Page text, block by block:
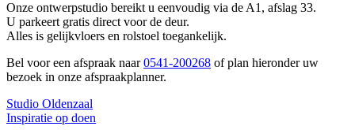
Onze ontwerpstudio bereikt u eenvoudig via de A1, afslag 33.
U parkeert gratis direct voor de deur.
Alles is gelijkvloers en rolstoel toegankelijk.
Bel voor een afspraak naar0541-200268 of plan hieronder uw
bezoek in onze afspraakplanner.
Studio Oldenzaal
Inspiratie op doen